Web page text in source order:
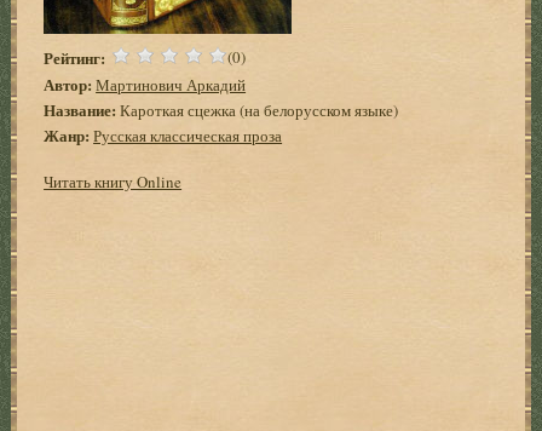
Рейтинг: (0)
Автор: Мартинович Аркадий
Название: Кароткая сцежка (на белорусском языке)
Жанр: Русская классическая проза
Читать книгу Online